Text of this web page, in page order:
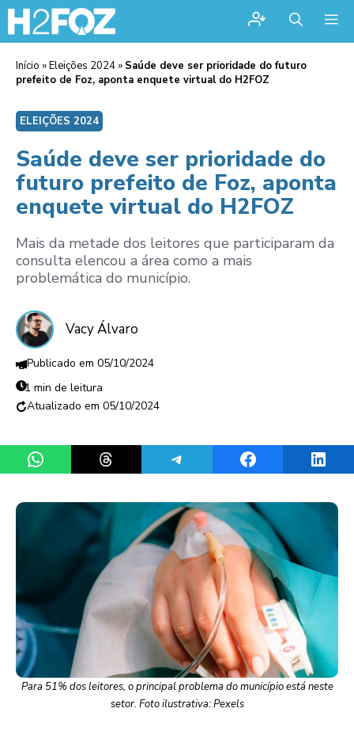
Início »Eleições 2024 » Saúde deve ser prioridade do futuro
prefeito de Foz, aponta enquete virtual do H2FOZ
ELEIÇÕES 2024
Saúde deve ser prioridade do
futuro prefeito de Foz, aponta
enquete virtual do H2FOZ
Mais da metade dos leitores que participaram da
consulta elencou a área como a mais
problemática do município.
Vacy Álvaro
05/10/2024
1 min de leitura
05/10/2024
Share on WhatsAppShare on ThreadsShare on TelegramShare on Facebook
Para 51% dos leitores, o principal problema do município está neste
setor. Foto ilustrativa: Pexels